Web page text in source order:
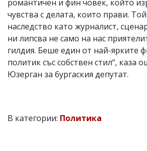
романтичен и фин човек, който
чувства с делата, които прави.
наследство като журналист,
ни липсва не само на нас
гилдия. Беше един от най-ярките
политик със собствен стил“, каза
Юзерган за бургаския депутат.
В категории: Политика